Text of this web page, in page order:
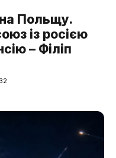
Польщу.
із росією
– Філіп